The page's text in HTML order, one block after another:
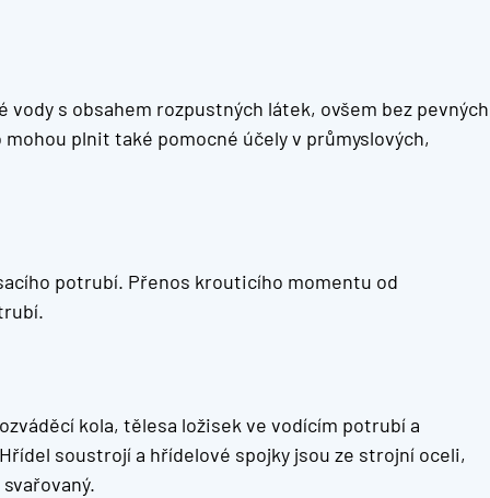
s obsahem rozpustných látek, ovšem bez pevných
plnit také pomocné účely v průmyslových,
potrubí. Přenos krouticího momentu od
kola, tělesa ložisek ve vodícím potrubí a
soustrojí a hřídelové spojky jsou ze strojní oceli,